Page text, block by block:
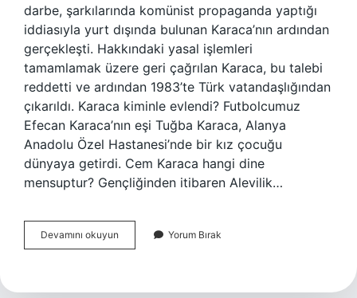
darbe, şarkılarında komünist propaganda yaptığı
iddiasıyla yurt dışında bulunan Karaca’nın ardından
gerçekleşti. Hakkındaki yasal işlemleri
tamamlamak üzere geri çağrılan Karaca, bu talebi
reddetti ve ardından 1983’te Türk vatandaşlığından
çıkarıldı. Karaca kiminle evlendi? Futbolcumuz
Efecan Karaca’nın eşi Tuğba Karaca, Alanya
Anadolu Özel Hastanesi’nde bir kız çocuğu
dünyaya getirdi. Cem Karaca hangi dine
mensuptur? Gençliğinden itibaren Alevilik…
Devamını okuyun
Karaca
Evlendi
Yorum Bırak